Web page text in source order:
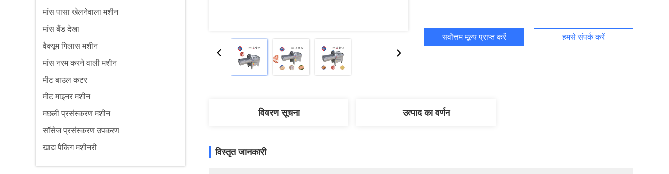
मांस पासा खेलनेवाला मशीन
मांस बैंड देखा
वैक्यूम गिलास मशीन
मांस नरम करने वाली मशीन
मीट बाउल कटर
मीट माइनर मशीन
मछली प्रसंस्करण मशीन
सॉसेज प्रसंस्करण उपकरण
खाद्य पैकिंग मशीनरी
सर्वोत्तम मूल्य प्राप्त करें हमसे संपर्क करें
विवरण सूचना उत्पाद का वर्णन
विस्तृत जानकारी